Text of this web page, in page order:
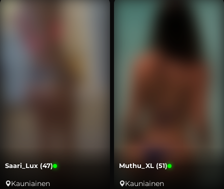
Saari_Lux (47)
Kauniainen
Muthu_XL (51)
Kauniainen